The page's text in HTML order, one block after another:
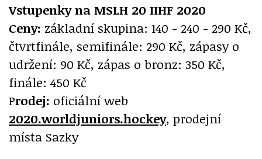
Vstupenky na MSLH 20 IIHF 2020
Ceny: základní skupina: 140 - 240 - 290 Kč,
čtvrtfinále, semifinále: 290 Kč, zápasy o
udržení: 90 Kč, zápas o bronz: 350 Kč,
finále: 450 Kč
Prodej: oficiální web
2020.worldjuniors.hockey, prodejní
místa Sazky